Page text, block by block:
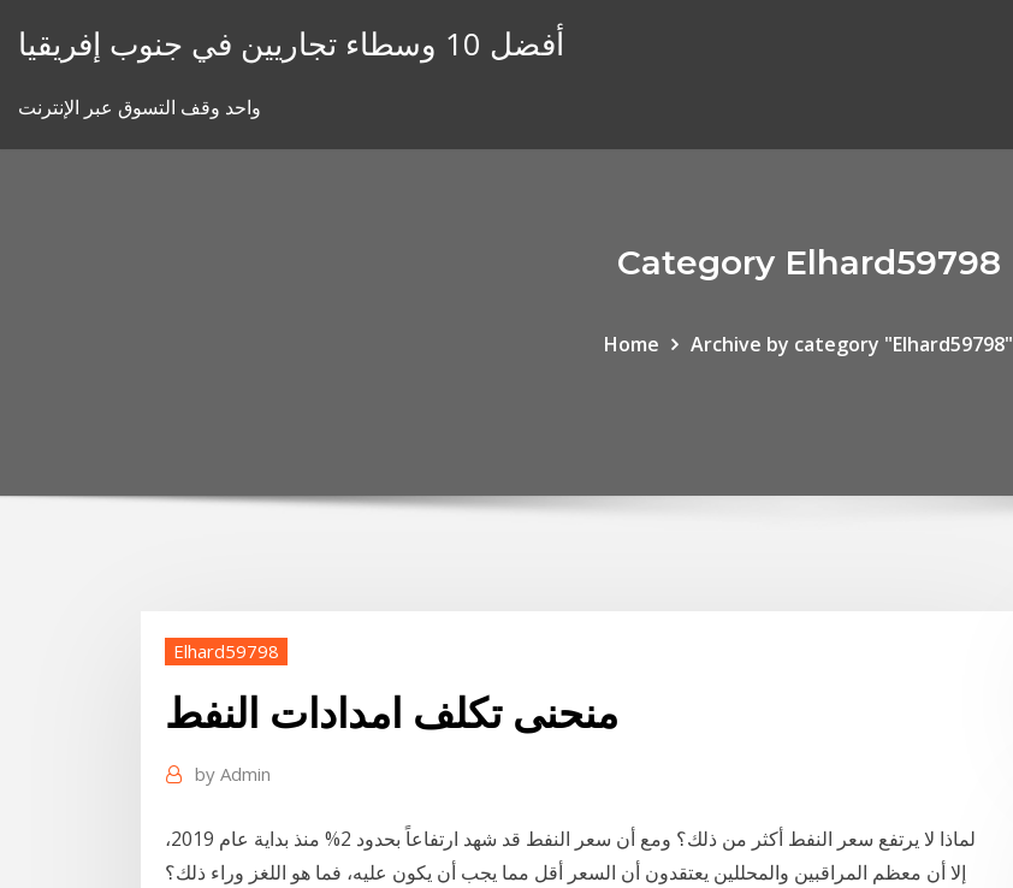
أفضل 10 وسطاء تجاريين في جنوب إفريقيا
واحد وقف التسوق عبر الإنترنت
Category Elhard59798
Home Archive by category "Elhard59798"
Elhard59798
منحنى تكلف امدادات النفط
by Admin
لماذا لا يرتفع سعر النفط أكثر من ذلك؟ ومع أن سعر النفط قد شهد ارتفاعاً بحدود 2% منذ بداية عام 2019،
إلا أن معظم المراقبين والمحللين يعتقدون أن السعر أقل مما يجب أن يكون عليه، فما هو اللغز وراء ذلك؟